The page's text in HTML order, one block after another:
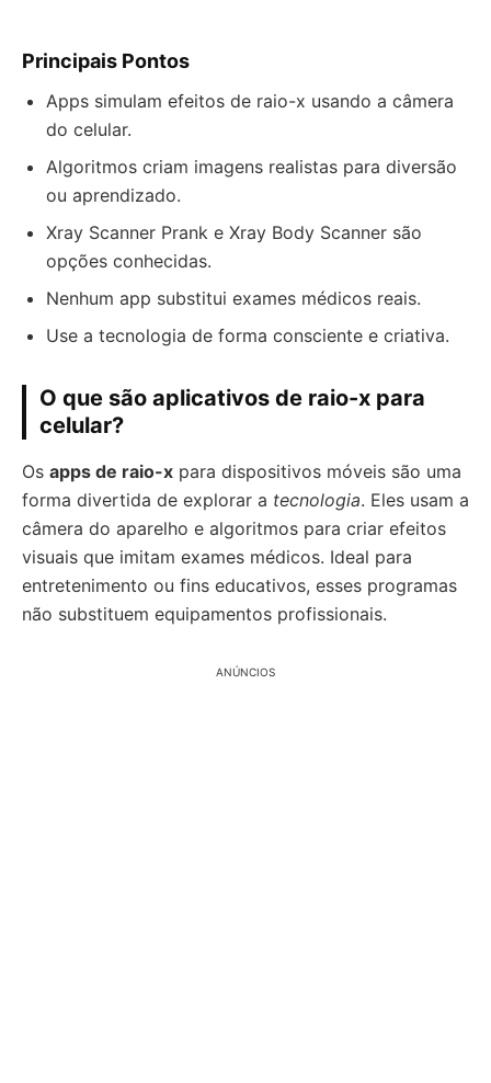
Principais Pontos
Apps simulam efeitos de raio-x usando a câmera
do celular.
Algoritmos criam imagens realistas para diversão
ou aprendizado.
Xray Scanner Prank e Xray Body Scanner são
opções conhecidas.
Nenhum app substitui exames médicos reais.
Use a tecnologia de forma consciente e criativa.
O que são aplicativos de raio-x para
celular?
Os apps de raio-x para dispositivos móveis são uma
forma divertida de explorar a tecnologia. Eles usam a
câmera do aparelho e algoritmos para criar efeitos
visuais que imitam exames médicos. Ideal para
entretenimento ou fins educativos, esses programas
não substituem equipamentos profissionais.
ANÚNCIOS